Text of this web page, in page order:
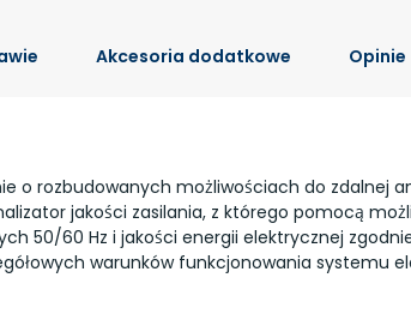
Akcesoria dodatkowe Opinie
o rozbudowanych możliwościach do zdalnej
jakości zasilania, z którego pomocą
50/60 Hz i jakości energii elektrycznej zgodnie
warunków funkcjonowania systemu